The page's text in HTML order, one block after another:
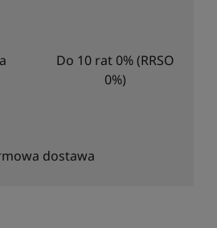
Do 10 rat 0% (RRSO
0%)
dostawa